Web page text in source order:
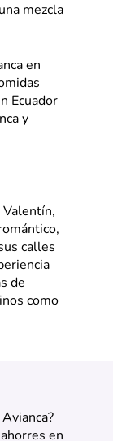
mezcla
en
Ecuador
y
Valentín,
calles
de
como
en